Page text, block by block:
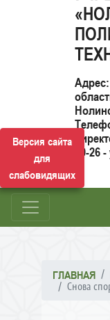
Версия сайта
для
слабовидящих
50-26
ГЛАВНАЯ
Снова